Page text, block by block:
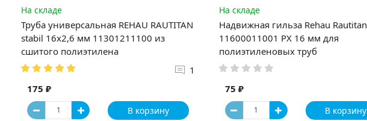
На складе
Труба универсальная REHAU RAUTITAN
stabil 16х2,6 мм 11301211100 из
сшитого полиэтилена
1
175 ₽
В корзину
На складе
Надвижная гильза Rehau Rautitan
11600011001 PX 16 мм для
полиэтиленовых труб
75 ₽
В корзину